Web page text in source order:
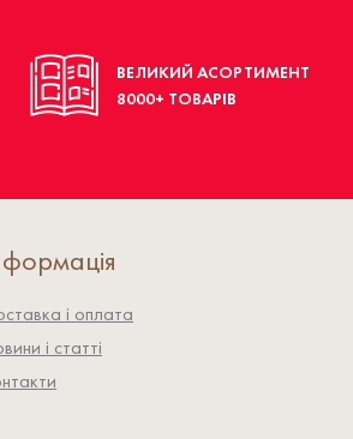
ВЕЛИКИЙ АСОРТИМЕНТ
8000+ ТОВАРІВ
і оплата
і статті